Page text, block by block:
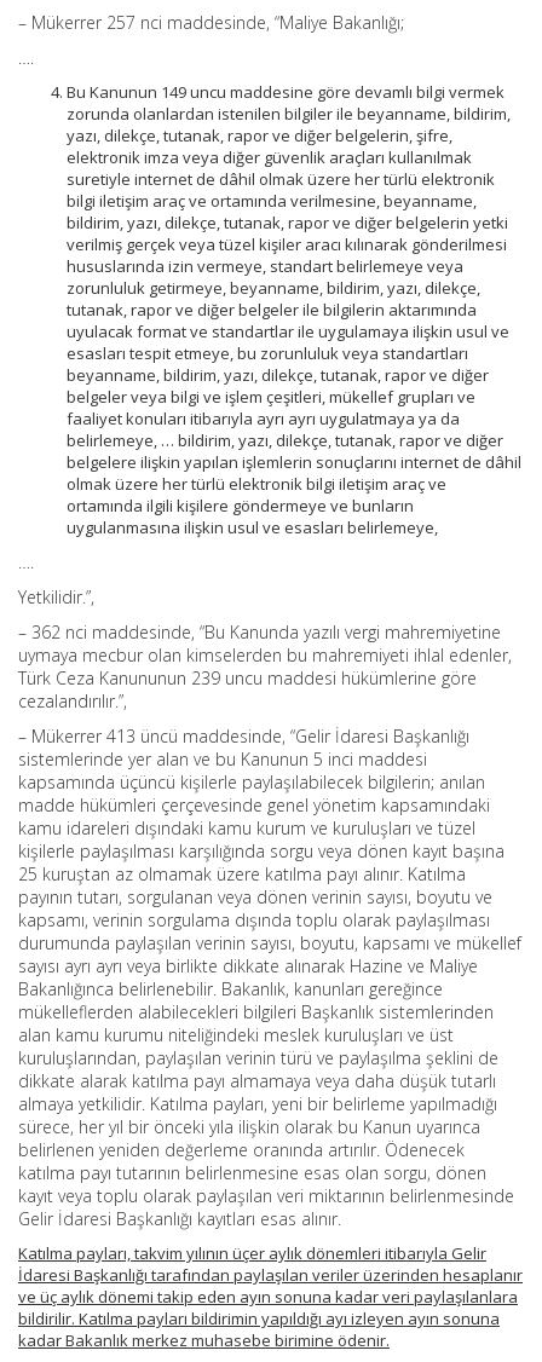
– Mükerrer 257 nci maddesinde, “Maliye Bakanlığı;
….
Bu Kanunun 149 uncu maddesine göre devamlı bilgi vermek
zorunda olanlardan istenilen bilgiler ile beyanname, bildirim,
yazı, dilekçe, tutanak, rapor ve diğer belgelerin, şifre,
elektronik imza veya diğer güvenlik araçları kullanılmak
suretiyle internet de dâhil olmak üzere her türlü elektronik
bilgi iletişim araç ve ortamında verilmesine, beyanname,
bildirim, yazı, dilekçe, tutanak, rapor ve diğer belgelerin yetki
verilmiş gerçek veya tüzel kişiler aracı kılınarak gönderilmesi
hususlarında izin vermeye, standart belirlemeye veya
zorunluluk getirmeye, beyanname, bildirim, yazı, dilekçe,
tutanak, rapor ve diğer belgeler ile bilgilerin aktarımında
uyulacak format ve standartlar ile uygulamaya ilişkin usul ve
esasları tespit etmeye, bu zorunluluk veya standartları
beyanname, bildirim, yazı, dilekçe, tutanak, rapor ve diğer
belgeler veya bilgi ve işlem çeşitleri, mükellef grupları ve
faaliyet konuları itibarıyla ayrı ayrı uygulatmaya ya da
belirlemeye, … bildirim, yazı, dilekçe, tutanak, rapor ve diğer
belgelere ilişkin yapılan işlemlerin sonuçlarını internet de dâhil
olmak üzere her türlü elektronik bilgi iletişim araç ve
ortamında ilgili kişilere göndermeye ve bunların
uygulanmasına ilişkin usul ve esasları belirlemeye,
….
Yetkilidir.”,
– 362 nci maddesinde, “Bu Kanunda yazılı vergi mahremiyetine
uymaya mecbur olan kimselerden bu mahremiyeti ihlal edenler,
Türk Ceza Kanununun 239 uncu maddesi hükümlerine göre
cezalandırılır.”,
– Mükerrer 413 üncü maddesinde, “Gelir İdaresi Başkanlığı
sistemlerinde yer alan ve bu Kanunun 5 inci maddesi
kapsamında üçüncü kişilerle paylaşılabilecek bilgilerin; anılan
madde hükümleri çerçevesinde genel yönetim kapsamındaki
kamu idareleri dışındaki kamu kurum ve kuruluşları ve tüzel
kişilerle paylaşılması karşılığında sorgu veya dönen kayıt başına
25 kuruştan az olmamak üzere katılma payı alınır. Katılma
payının tutarı, sorgulanan veya dönen verinin sayısı, boyutu ve
kapsamı, verinin sorgulama dışında toplu olarak paylaşılması
durumunda paylaşılan verinin sayısı, boyutu, kapsamı ve mükellef
sayısı ayrı ayrı veya birlikte dikkate alınarak Hazine ve Maliye
Bakanlığınca belirlenebilir. Bakanlık, kanunları gereğince
mükelleflerden alabilecekleri bilgileri Başkanlık sistemlerinden
alan kamu kurumu niteliğindeki meslek kuruluşları ve üst
kuruluşlarından, paylaşılan verinin türü ve paylaşılma şeklini de
dikkate alarak katılma payı almamaya veya daha düşük tutarlı
almaya yetkilidir. Katılma payları, yeni bir belirleme yapılmadığı
sürece, her yıl bir önceki yıla ilişkin olarak bu Kanun uyarınca
belirlenen yeniden değerleme oranında artırılır. Ödenecek
katılma payı tutarının belirlenmesine esas olan sorgu, dönen
kayıt veya toplu olarak paylaşılan veri miktarının belirlenmesinde
Gelir İdaresi Başkanlığı kayıtları esas alınır.
Katılma payları, takvim yılının üçer aylık dönemleri itibarıyla Gelir
İdaresi Başkanlığı tarafından paylaşılan veriler üzerinden hesaplanır
ve üç aylık dönemi takip eden ayın sonuna kadar veri paylaşılanlara
bildirilir. Katılma payları bildirimin yapıldığı ayı izleyen ayın sonuna
kadar Bakanlık merkez muhasebe birimine ödenir.